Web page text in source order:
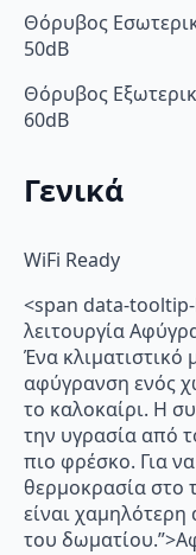
Θόρυβος
50dB
Θόρυβος
60dB
Γενικά
WiFi Ready
<span data-
λειτουργία
Ένα κλιματιστικό
αφύγρανση ενός
το καλοκαίρι. Η
την υγρασία από
πιο φρέσκο. Για
θερμοκρασία στο
είναι
του